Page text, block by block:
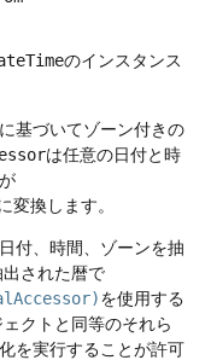
のインスタンス
基づいてゾーン付きの
は任意の日付と時
変換します。
付、時間、ゾーンを抽
された暦で
を使用する
クトと同等のそれら
を実行することが許可